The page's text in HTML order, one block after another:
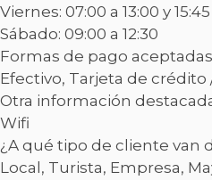
Viernes: 07:00 a 13:00 y 15:45
Sábado: 09:00 a 12:30
Formas de pago aceptadas
Efectivo, Tarjeta de crédito
Otra información
Wifi
¿A qué tipo de cliente van
Local, Turista, Empresa,